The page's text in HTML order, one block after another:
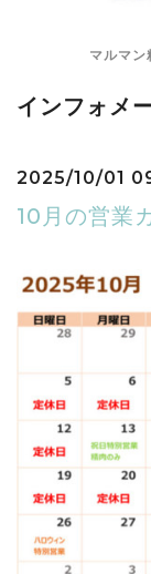
マルマン
インフォメ
2025/10/01
10月の営業